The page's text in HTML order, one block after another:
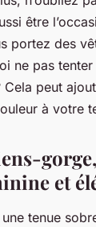
être
portez des
ne pas
peut
à votre
et
tenue